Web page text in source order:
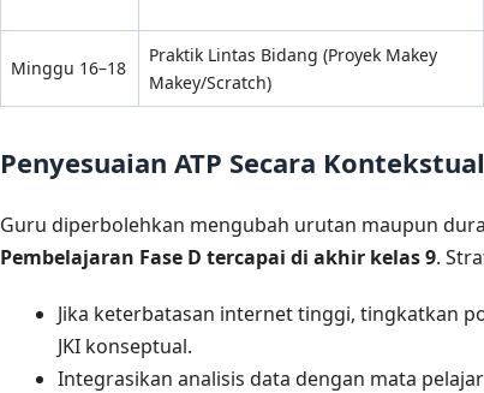
Minggu 16–18
Praktik Lintas Bidang (Proyek Makey
Makey/Scratch)
Penyesuaian ATP Secara Kontekstual
Guru diperbolehkan mengubah urutan maupun
Pembelajaran Fase D tercapai di akhir kelas 9.
Jika keterbatasan internet tinggi, tingkatkan
JKI konseptual.
Integrasikan analisis data dengan mata